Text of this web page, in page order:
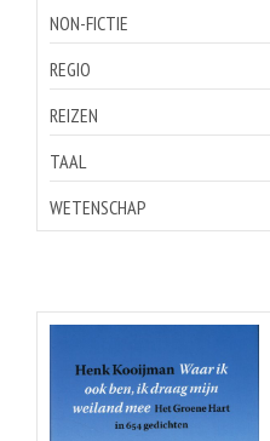
NON-FICTIE
REGIO
REIZEN
TAAL
WETENSCHAP